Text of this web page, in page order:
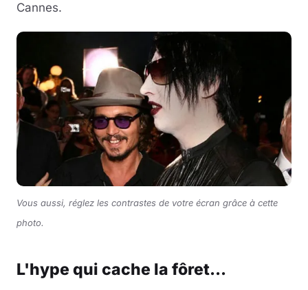
Cannes.
Vous aussi, réglez les contrastes de votre écran grâce à cette
photo.
L'hype qui cache la fôret...